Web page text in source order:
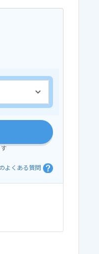
よくある質問